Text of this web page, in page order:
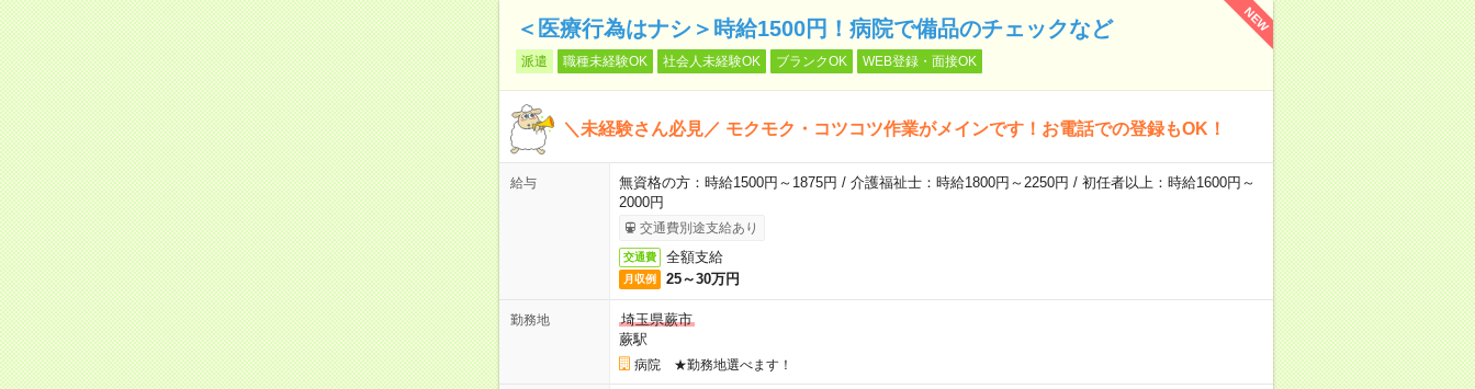
NEW
＜医療行為はナシ＞時給1500円！病院で備品のチェックなど
派遣 職種未経験OK 社会人未経験OK ブランクOK WEB登録・面接OK
＼未経験さん必見／ モクモク・コツコツ作業がメインです！お電話での登録もOK！
給与
無資格の方：時給1500円～1875円 / 介護福祉士：時給1800円～2250円 / 初任者以上：時給1600円～
2000円
交通費別途支給あり
交通費 全額支給
月収例 25～30万円
勤務地
埼玉県蕨市
蕨駅
病院 ★勤務地選べます！